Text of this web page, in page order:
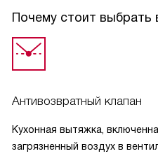
Почему стоит выбрать
Антивозвратный клапан
Кухонная вытяжка,
загрязненный воздух в